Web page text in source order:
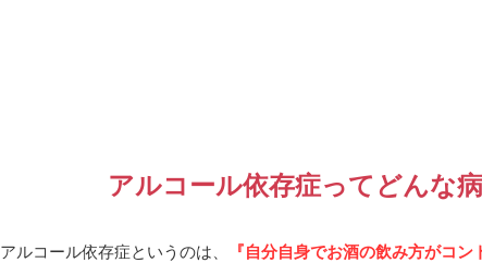
アルコール依存症ってどんな
アルコール依存症というのは、
『自分自身でお酒の飲み方がコ